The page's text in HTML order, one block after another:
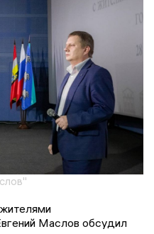
Маслов обсудил